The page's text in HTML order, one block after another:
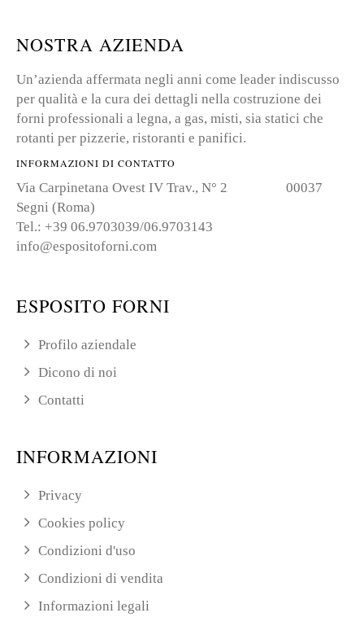
NOSTRA AZIENDA
Un’azienda affermata negli anni come leader indiscusso
per qualità e la cura dei dettagli nella costruzione dei
forni professionali a legna, a gas, misti, sia statici che
rotanti per pizzerie, ristoranti e panifici.
INFORMAZIONI DI CONTATTO
Via Carpinetana Ovest IV Trav., N° 2 00037
Segni (Roma)
Tel.: +39 06.9703039/06.9703143
info@espositoforni.com
ESPOSITO FORNI
Profilo aziendale
Dicono di noi
Contatti
INFORMAZIONI
Privacy
Cookies policy
Condizioni d'uso
Condizioni di vendita
Informazioni legali